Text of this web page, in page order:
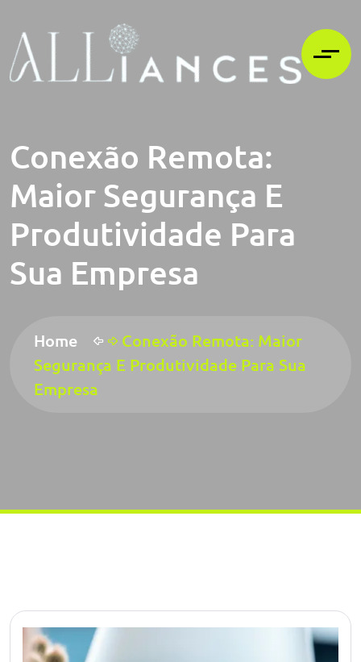
Conexão Remota:
Maior Segurança E
Produtividade Para
Sua Empresa
Home
Conexão Remota: Maior
Segurança E Produtividade Para Sua
Empresa